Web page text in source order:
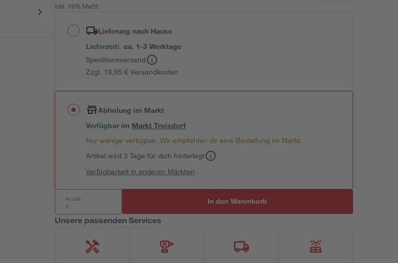
inkl. 19% MwSt.
Lieferung nach Hause
Lieferzeit: ca. 1-3 Werktage
Speditionsversand
Zzgl. 19,95 € Versandkosten
Abholung im Markt
Verfügbar im MarktTroisdorf
Nur wenige verfügbar. Wir empfehlen dir eine Bestellung im Markt.
Artikel wird 3 Tage für dich hinterlegt
Verfügbarkeit in anderen Märkten
Anzahl: In den Warenkorb
Unsere passenden Services